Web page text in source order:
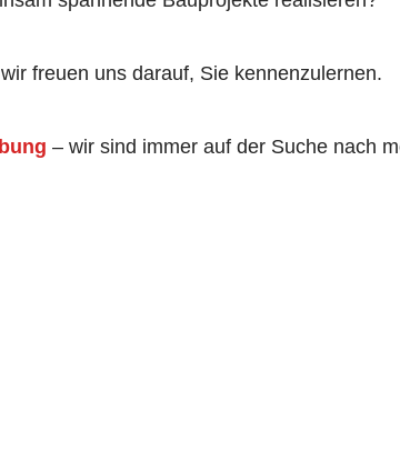
freuen uns darauf, Sie kennenzulernen.
– wir sind immer auf der Suche nach